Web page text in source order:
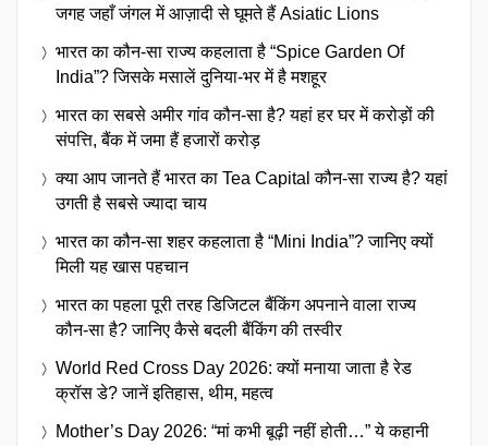
जगह जहाँ जंगल में आज़ादी से घूमते हैं Asiatic Lions
भारत का कौन-सा राज्य कहलाता है “Spice Garden Of
India”? जिसके मसालें दुनिया-भर में है मशहूर
भारत का सबसे अमीर गांव कौन-सा है? यहां हर घर में करोड़ों की
संपत्ति, बैंक में जमा हैं हजारों करोड़
क्या आप जानते हैं भारत का Tea Capital कौन-सा राज्य है? यहां
उगती है सबसे ज्यादा चाय
भारत का कौन-सा शहर कहलाता है “Mini India”? जानिए क्यों
मिली यह खास पहचान
भारत का पहला पूरी तरह डिजिटल बैंकिंग अपनाने वाला राज्य
कौन-सा है? जानिए कैसे बदली बैंकिंग की तस्वीर
World Red Cross Day 2026: क्यों मनाया जाता है रेड
क्रॉस डे? जानें इतिहास, थीम, महत्व
Mother’s Day 2026: “मां कभी बूढ़ी नहीं होती…” ये कहानी